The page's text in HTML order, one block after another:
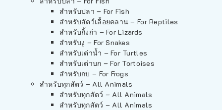
สำหรับปลา – For Fish
สำหรับสัตว์เลื้อยคลาน – For Reptiles
สำหรับกิ้งก่า – For Lizards
สำหรับงู – For Snakes
สำหรับเต่าน้ำ – For Turtles
สำหรับเต่าบก – For Tortoises
สำหรับกบ – For Frogs
สำหรับทุกสัตว์ – All Animals
สำหรับทุกสัตว์ – All Animals
สำหรับทุกสัตว์ – All Animals